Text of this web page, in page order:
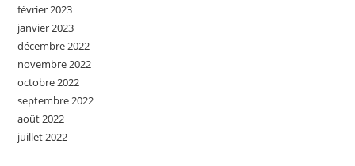
février 2023
janvier 2023
décembre 2022
novembre 2022
octobre 2022
septembre 2022
août 2022
juillet 2022